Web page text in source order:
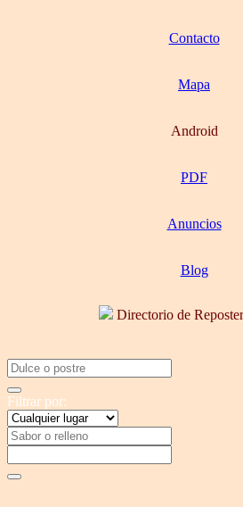
Contacto
Mapa
Android
PDF
Anuncios
Blog
Directorio de
Filtrar por: